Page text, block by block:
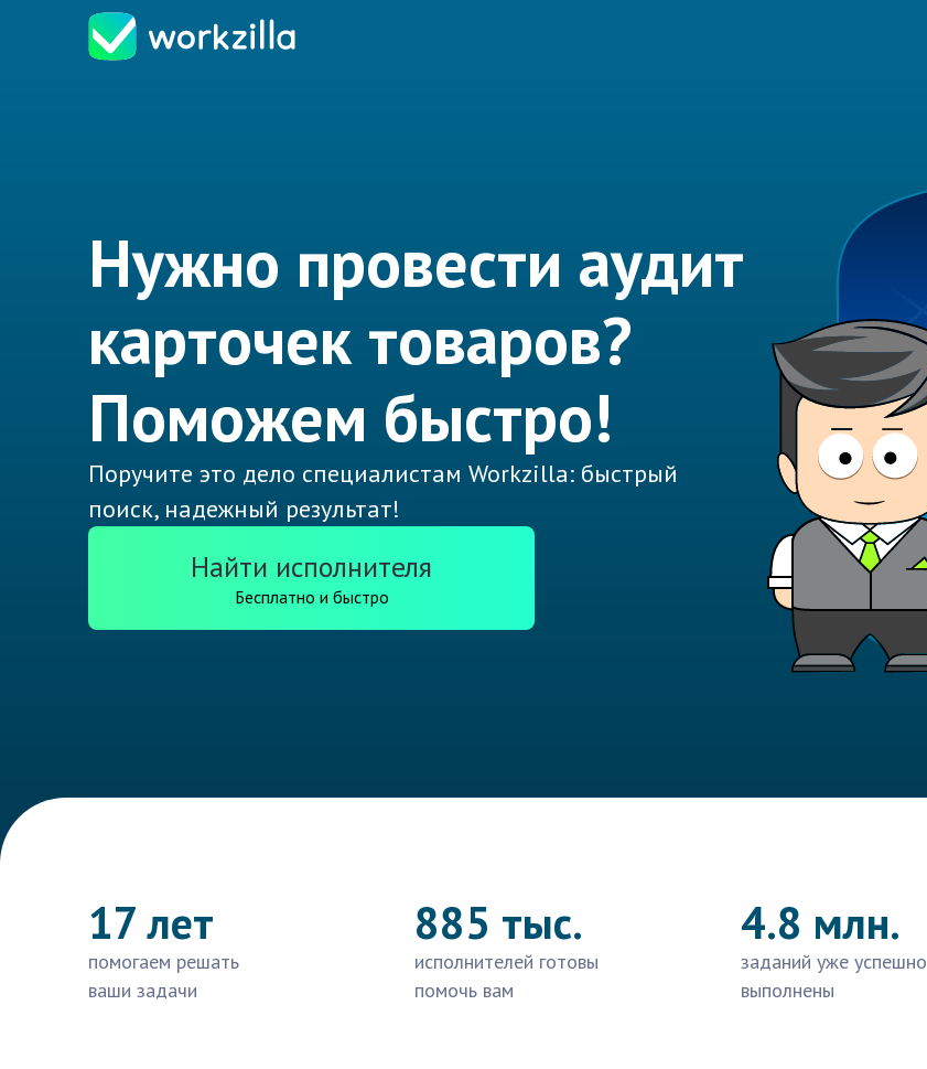
Нужно провести аудит
карточек товаров?
Поможем быстро!
Поручите это дело специалистам Workzilla: быстрый
поиск, надежный результат!
Найти исполнителя
Бесплатно и быстро
17 лет
помогаем решать
ваши задачи
885 тыс.
исполнителей готовы
помочь вам
4.8 млн.
заданий уже успешно
выполнены